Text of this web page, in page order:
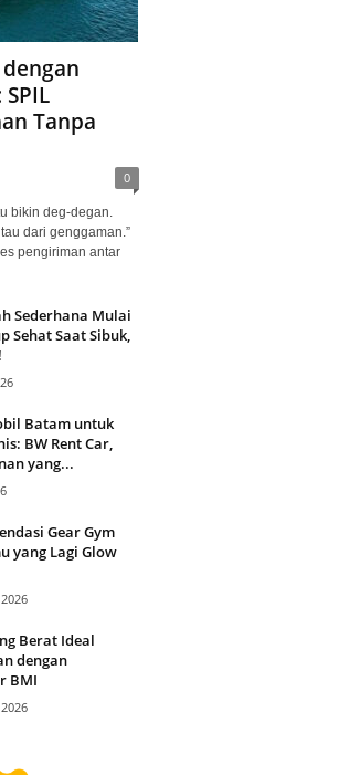
Tanpa
0
bikin deg-degan.
dari genggaman.”
pengiriman antar
Sederhana Mulai
Sehat Saat Sibuk,
Batam untuk
BW Rent Car,
yang...
Gear Gym
yang Lagi Glow
Berat Ideal
dengan
BMI